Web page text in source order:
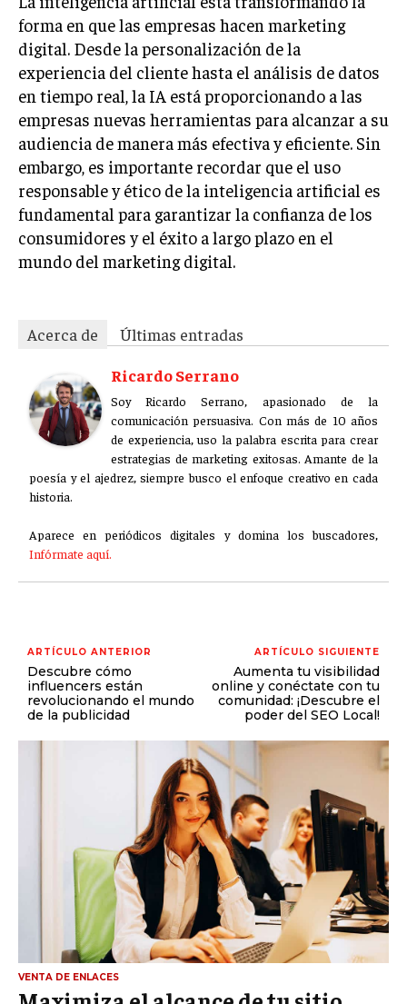
ÉTICA EMPRESARIAL Y RESPONSABILIDAD
SOCIAL
BLOG
Acerca de Últimas entradas
Ricardo Serrano
Soy Ricardo Serrano, apasionado de la
comunicación persuasiva. Con más de 10 años de
experiencia, uso la palabra escrita para crear
forma en que las empresas hacen marketing
digital. Desde la personalización de la
experiencia del cliente hasta el análisis de datos
en tiempo real, la IA está proporcionando a las
empresas nuevas herramientas para alcanzar a su
audiencia de manera más efectiva y eficiente. Sin
embargo, es importante recordar que el uso
responsable y ético de la inteligencia artificial es
fundamental para garantizar la confianza de los
consumidores y el éxito a largo plazo en el
mundo del marketing digital.
Acerca de
Últimas entradas
Ricardo Serrano
Soy Ricardo Serrano, apasionado de la
comunicación persuasiva. Con más de 10 años
de experiencia, uso la palabra escrita para crear
estrategias de marketing exitosas. Amante de la
poesía y el ajedrez, siempre busco el enfoque creativo en cada
historia.
Aparece en periódicos digitales y domina los buscadores,
Infórmate aquí.
ARTÍCULO ANTERIOR
Descubre cómo
influencers están
revolucionando el mundo
de la publicidad
ARTÍCULO SIGUIENTE
Aumenta tu visibilidad
online y conéctate con tu
comunidad: ¡Descubre el
poder del SEO Local!
VENTA DE ENLACES